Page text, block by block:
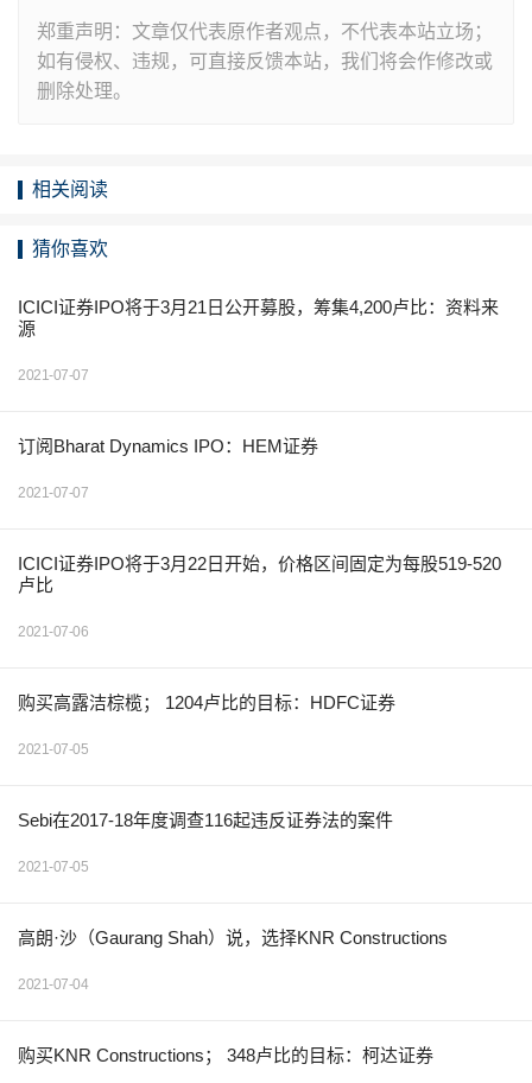
郑重声明：文章仅代表原作者观点，不代表本站立场；
如有侵权、违规，可直接反馈本站，我们将会作修改或
删除处理。
相关阅读
猜你喜欢
ICICI证券IPO将于3月21日公开募股，筹集4,200卢比：资料来
源
2021-07-07
订阅Bharat Dynamics IPO：HEM证券
2021-07-07
ICICI证券IPO将于3月22日开始，价格区间固定为每股519-520
卢比
2021-07-06
购买高露洁棕榄； 1204卢比的目标：HDFC证券
2021-07-05
Sebi在2017-18年度调查116起违反证券法的案件
2021-07-05
高朗·沙（Gaurang Shah）说，选择KNR Constructions
2021-07-04
购买KNR Constructions； 348卢比的目标：柯达证券